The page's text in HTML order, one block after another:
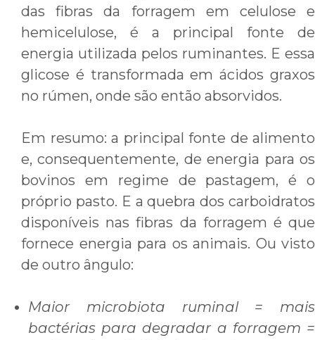
das fibras da forragem em celulose e
hemicelulose, é a principal fonte de
energia utilizada pelos ruminantes. E essa
glicose é transformada em ácidos graxos
no rúmen, onde são então absorvidos.
Em resumo: a principal fonte de alimento
e, consequentemente, de energia para os
bovinos em regime de pastagem, é o
próprio pasto. E a quebra dos carboidratos
disponíveis nas fibras da forragem é que
fornece energia para os animais. Ou visto
de outro ângulo:
Maior microbiota ruminal = mais
bactérias para degradar a forragem =